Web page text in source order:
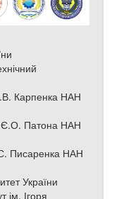
Карпенка НАН
Є.О. Патона НАН
Писаренка НАН
України
ім. Ігоря